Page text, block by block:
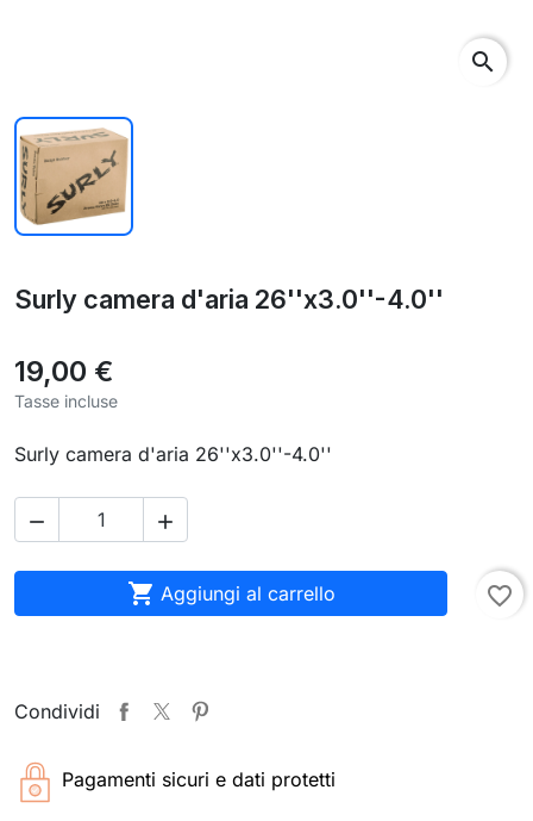
search
Surly camera d'aria 26''x3.0''-4.0''
19,00 €
Tasse incluse
Surly camera d'aria 26''x3.0''-4.0''
 
 Aggiungi al carrello favorite_border
Condividi
Pagamenti sicuri e dati protetti